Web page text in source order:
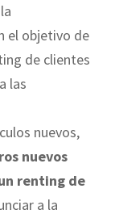
el objetivo de
de clientes
las
nuevos,
nuevos
renting de
a la